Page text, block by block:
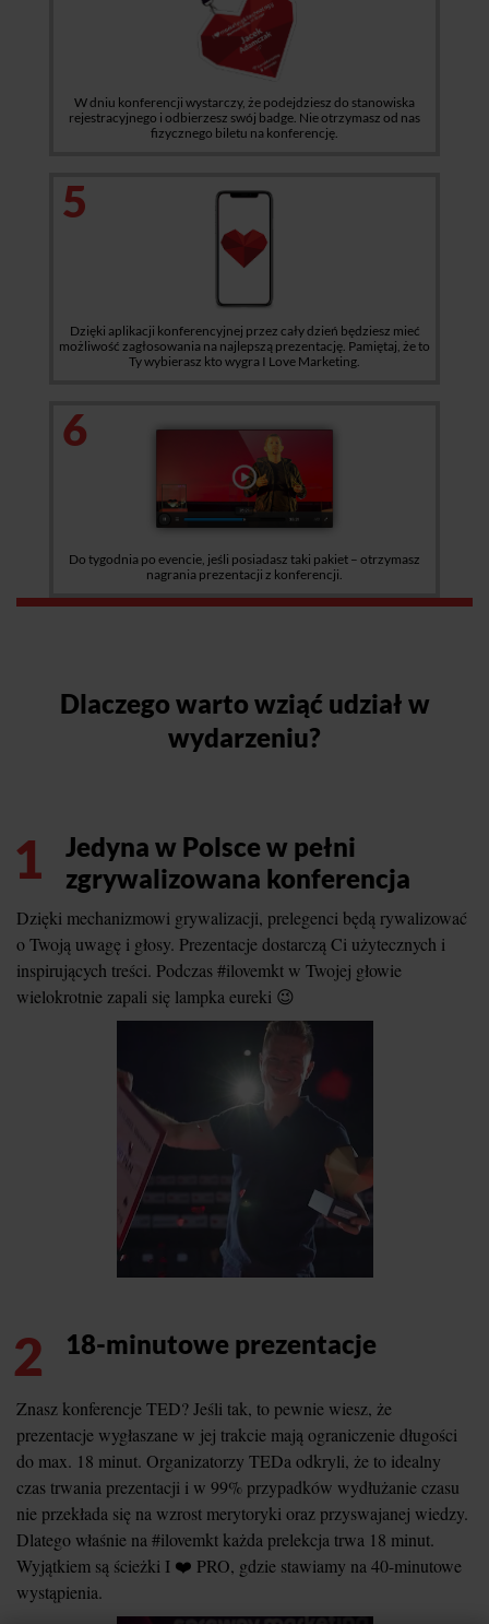
W dniu konferencji wystarczy, że podejdziesz do stanowiska
rejestracyjnego i odbierzesz swój badge. Nie otrzymasz od nas
fizycznego biletu na konferencję.
5
Dzięki aplikacji konferencyjnej przez cały dzień będziesz mieć
możliwość zagłosowania na najlepszą prezentację. Pamiętaj, że to
Ty wybierasz kto wygra I Love Marketing.
6
Do tygodnia po evencie, jeśli posiadasz taki pakiet – otrzymasz
nagrania prezentacji z konferencji.
Dlaczego warto wziąć udział w
wydarzeniu?
1
Jedyna w Polsce w pełni
zgrywalizowana konferencja
Dzięki mechanizmowi grywalizacji, prelegenci będą rywalizować
o Twoją uwagę i głosy. Prezentacje dostarczą Ci użytecznych i
inspirujących treści. Podczas #ilovemkt w Twojej głowie
wielokrotnie zapali się lampka eureki 😉
2 18-minutowe prezentacje
Znasz konferencje TED? Jeśli tak, to pewnie wiesz, że
prezentacje wygłaszane w jej trakcie mają ograniczenie długości
do max. 18 minut. Organizatorzy TEDa odkryli, że to idealny
czas trwania prezentacji i w 99% przypadków wydłużanie czasu
nie przekłada się na wzrost merytoryki oraz przyswajanej wiedzy.
Dlatego właśnie na #ilovemkt każda prelekcja trwa 18 minut.
Wyjątkiem są ścieżki I ❤️ PRO, gdzie stawiamy na 40-minutowe
wystąpienia.